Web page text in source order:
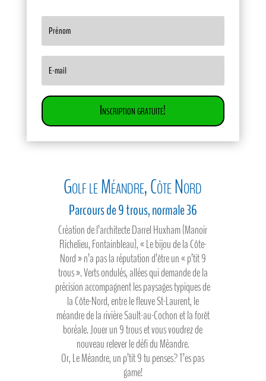
Inscription gratuite!
Golf le Méandre, Côte Nord
Parcours de 9 trous, normale 36
Création de l’architecte Darrel Huxham (Manoir
Richelieu, Fontainbleau), « Le bijou de la Côte-
Nord » n’a pas la réputation d’être un « p’tit 9
trous ». Verts ondulés, allées qui demande de la
précision accompagnent les paysages typiques de
la Côte-Nord, entre le fleuve St-Laurent, le
méandre de la rivière Sault-au-Cochon et la forêt
boréale. Jouer un 9 trous et vous voudrez de
nouveau relever le défi du Méandre.
Or, Le Méandre, un p’tit 9 tu penses? T’es pas
game!